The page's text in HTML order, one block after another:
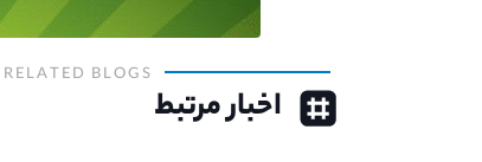
RELATED BLOGS
اخبار مرتبط